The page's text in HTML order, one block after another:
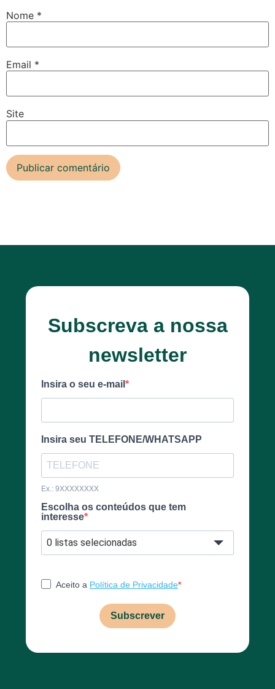
Nome *
Email *
Site
Subscreva a nossa
newsletter
Insira o seu e-mail
Insira seu TELEFONE/WHATSAPP
Ex.: 9XXXXXXXX
Escolha os conteúdos que tem
interesse
0 listas selecionadas
Aceito a Política de Privacidade
Subscrever